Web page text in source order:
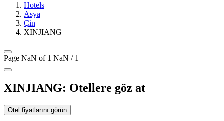
Hotels
Asya
Çin
XINJIANG
Page NaN of 1 NaN / 1
XINJIANG: Otellere göz at
Otel fiyatlarını görün